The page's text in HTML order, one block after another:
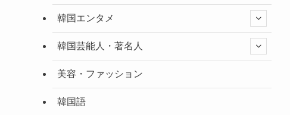
韓国エンタメ
韓国芸能人・著名人
美容・ファッション
韓国語